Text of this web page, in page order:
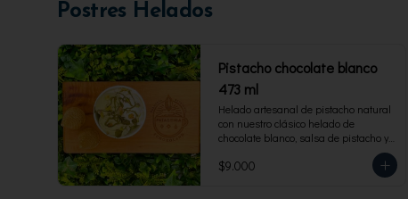
Postres Helados
Pistacho chocolate blanco
473 ml
Helado artesanal de pistacho natural
con nuestro clásico helado de
chocolate blanco, salsa de pistacho y
trocitos de pistacho. Envase familiar
473 ml, rinde 4 porciones.
$9.000